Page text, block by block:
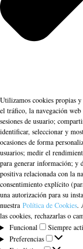
Utilizamos cookies propias
el tráfico, la navegación
sesiones de usuario;
identificar, seleccionar y
ocasiones de forma
usuarios; medir el
para generar información; y
positiva relacionada con la
consentimiento explícito
una autorización para su
nuestra Política de Cookies.
las cookies, rechazarlas o
Funcional
Funcional
Siempre
Preferencias